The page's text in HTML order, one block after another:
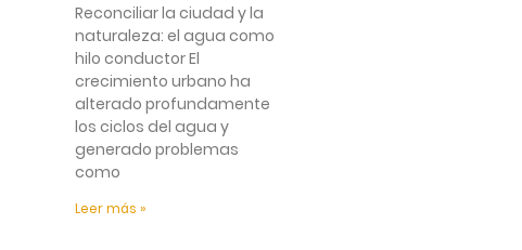
Reconciliar la ciudad y la
naturaleza: el agua como
hilo conductor El
crecimiento urbano ha
alterado profundamente
los ciclos del agua y
generado problemas
como
Leer más »